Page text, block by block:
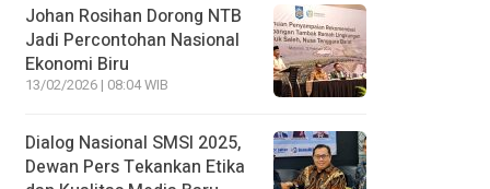
Johan Rosihan Dorong NTB
Jadi Percontohan Nasional
Ekonomi Biru
13/02/2026 | 08:04 WIB
Dialog Nasional SMSI 2025,
Dewan Pers Tekankan Etika